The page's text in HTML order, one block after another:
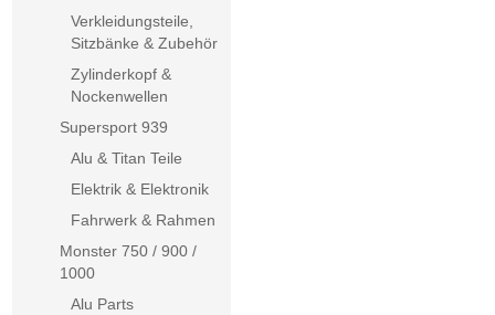
Verkleidungsteile,
Sitzbänke & Zubehör
Zylinderkopf &
Nockenwellen
Supersport 939
Alu & Titan Teile
Elektrik & Elektronik
Fahrwerk & Rahmen
Monster 750 / 900 /
1000
Alu Parts